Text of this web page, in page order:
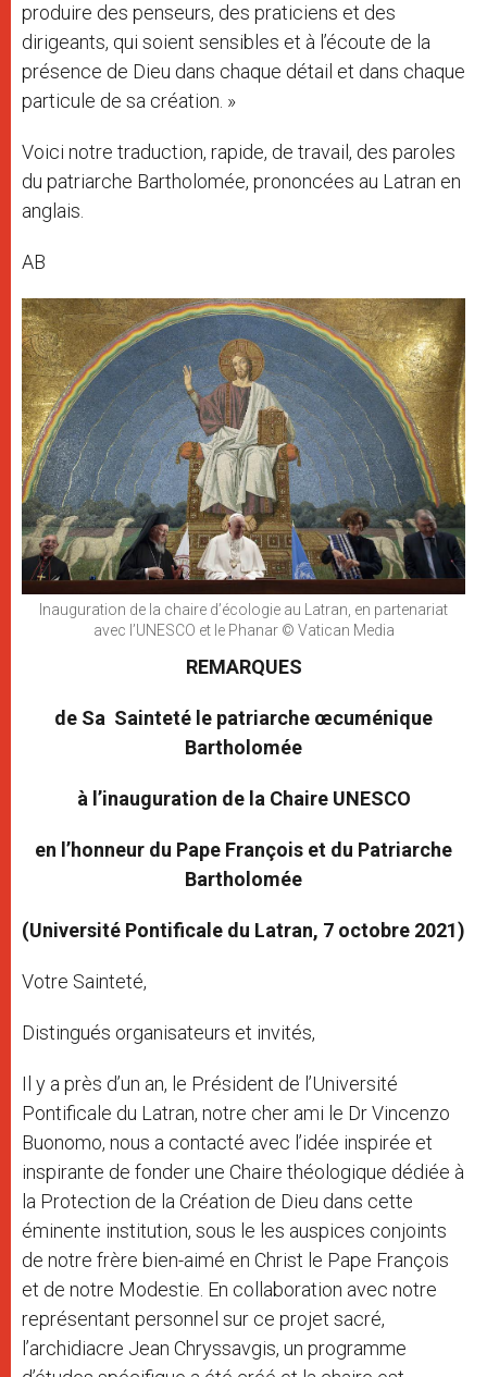
produire des penseurs, des praticiens et des
dirigeants, qui soient sensibles et à l’écoute de la
présence de Dieu dans chaque détail et dans chaque
particule de sa création. »
Voici notre traduction, rapide, de travail, des paroles
du patriarche Bartholomée, prononcées au Latran en
anglais.
AB
Inauguration de la chaire d’écologie au Latran, en partenariat
avec l’UNESCO et le Phanar © Vatican Media
REMARQUES
de Sa Sainteté le patriarche œcuménique
Bartholomée
à l’inauguration de la Chaire UNESCO
en l’honneur du Pape François et du Patriarche
Bartholomée
(Université Pontificale du Latran, 7 octobre 2021)
Votre Sainteté,
Distingués organisateurs et invités,
Il y a près d’un an, le Président de l’Université
Pontificale du Latran, notre cher ami le Dr Vincenzo
Buonomo, nous a contacté avec l’idée inspirée et
inspirante de fonder une Chaire théologique dédiée à
la Protection de la Création de Dieu dans cette
éminente institution, sous le les auspices conjoints
de notre frère bien-aimé en Christ le Pape François
et de notre Modestie. En collaboration avec notre
représentant personnel sur ce projet sacré,
l’archidiacre Jean Chryssavgis, un programme